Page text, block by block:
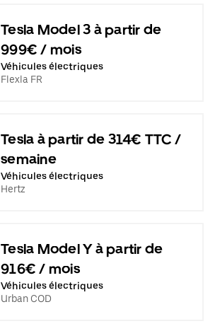
Tesla Model 3 à partir de
999€ / mois
Véhicules électriques
Flexla FR
Tesla à partir de 314€ TTC /
semaine
Véhicules électriques
Hertz
Tesla Model Y à partir de
916€ / mois
Véhicules électriques
Urban COD